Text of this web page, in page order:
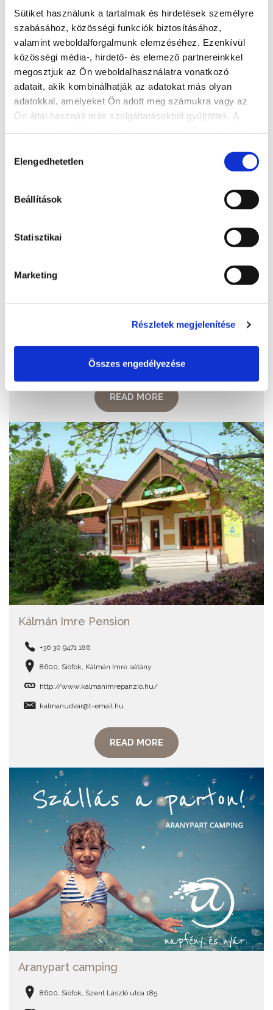
Sütiket használunk a tartalmak és hirdetések személyre
szabásához, közösségi funkciók biztosításához,
valamint weboldalforgalmunk elemzéséhez. Ezenkívül
közösségi média-, hirdető- és elemező partnereinkkel
megosztjuk az Ön weboldalhasználatra vonatkozó
adatait, akik kombinálhatják az adatokat más olyan
adatokkal, amelyeket Ön adott meg számukra vagy az
Ön által használt más szolgáltatásokból gyűjtöttek. A
kiválasztása
Elengedhetetlen
Beállítások
Statisztikai
Marketing
Részletek megjelenítése
Összes engedélyezése
Address
8600 Siófok, Arany János utca. 18.
More accommodations
Hotel Azúr****
8600, Siófok, Erkel Ferenc u. 2/c.
info@hotelazur.hu
READ MORE
Kálmán Imre Pension
+36 30 9471 186
8600, Siófok, Kálmán Imre sétány
http://www.kalmanimrepanzio.hu/
kalmanudvar@t-email.hu
READ MORE
Aranypart camping
8600, Siófok, Szent László utca 185.